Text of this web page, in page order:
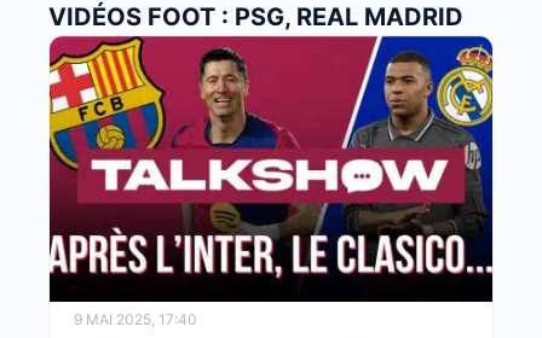
VIDÉOS FOOT : PSG, REAL MADRID
9 MAI 2025, 17:40